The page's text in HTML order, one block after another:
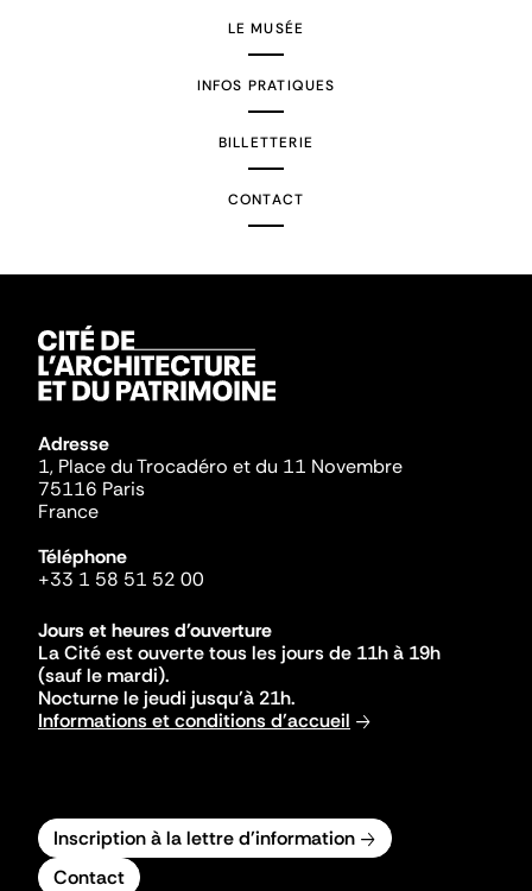
LE MUSÉE
INFOS PRATIQUES
BILLETTERIE
CONTACT
Adresse
1, Place du Trocadéro et du 11 Novembre
75116 Paris
France
Téléphone
+33 1 58 51 52 00
Jours et heures d'ouverture
La Cité est ouverte tous les jours de 11h à 19h
(sauf le mardi).
Nocturne le jeudi jusqu'à 21h.
Informations et conditions d'accueil
Inscription à la lettre d'information
Contact